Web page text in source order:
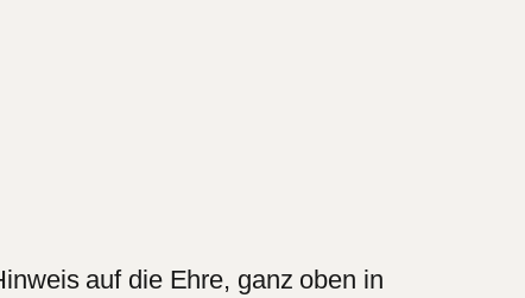
auf die Ehre, ganz oben in